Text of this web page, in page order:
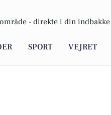
- direkte i din indbakke
SPORT VEJRET